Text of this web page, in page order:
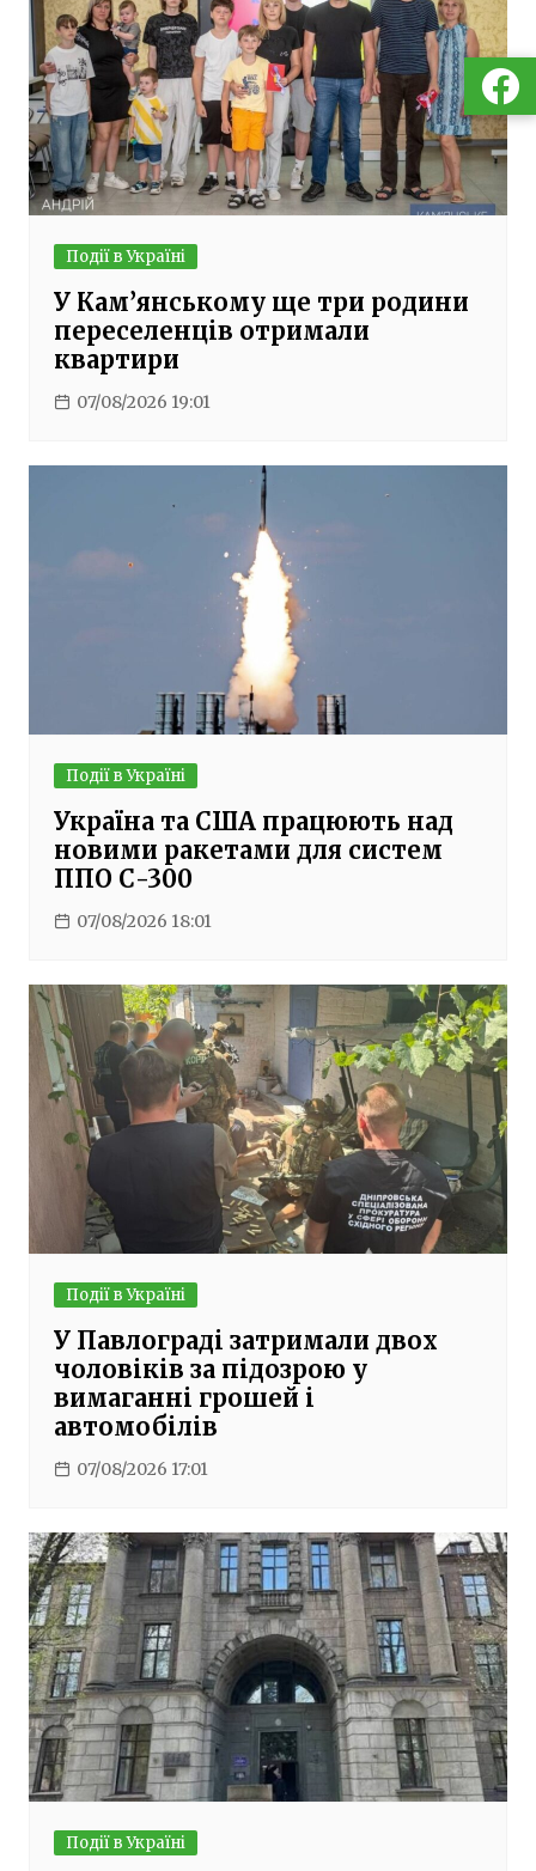
Події в Україні
У Кам’янському ще три родини
переселенців отримали
квартири
07/08/2026 19:01
Події в Україні
Україна та США працюють над
новими ракетами для систем
ППО С-300
07/08/2026 18:01
Події в Україні
У Павлограді затримали двох
чоловіків за підозрою у
вимаганні грошей і
автомобілів
07/08/2026 17:01
Події в Україні